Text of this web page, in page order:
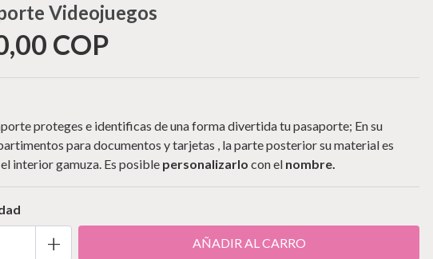
Videojuegos
COP
proteges e identificas de una forma divertida tu pasaporte; En su
para documentos y tarjetas , la parte posterior su material es
interior gamuza. Es posible personalizarlo con el nombre.
+